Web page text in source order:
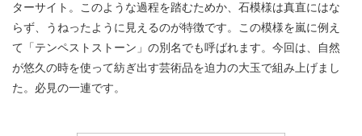
ターサイト。このような過程を踏むためか、石模様は真直にはな
らず、うねったように見えるのが特徴です。この模様を嵐に例え
て「テンペストストーン」の別名でも呼ばれます。今回は、自然
が悠久の時を使って紡ぎ出す芸術品を迫力の大玉で組み上げまし
た。必見の一連です。